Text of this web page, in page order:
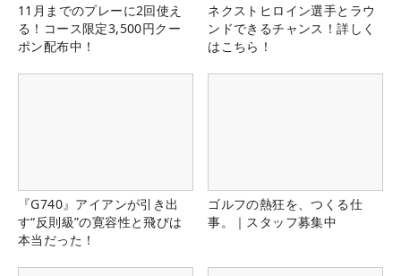
11月までのプレーに2回使え
る！コース限定3,500円クー
ポン配布中！
ネクストヒロイン選手とラウ
ンドできるチャンス！詳しく
はこちら！
『G740』アイアンが引き出
す“反則級”の寛容性と飛びは
本当だった！
ゴルフの熱狂を、つくる仕
事。｜スタッフ募集中